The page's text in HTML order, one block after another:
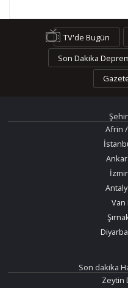
TV'de Bugün
Son Dakika
Afrin /
Van
Son dakika
Zeytin